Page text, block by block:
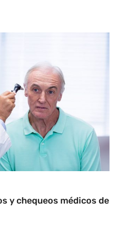
y chequeos médicos de